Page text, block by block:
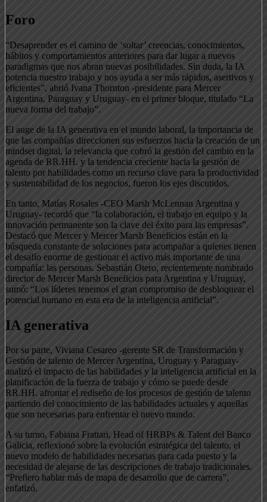
Foro
“Desaprender es el camino de ‘soltar’ creencias, conocimientos,
hábitos y comportamientos anteriores para dar lugar a nuevos
paradigmas que nos abran nuevas posibilidades. Sin duda, la IA
potencia nuestro trabajo y nos ayuda a ser más rápidos, asertivos y
eficientes”, abrió Ivana Thornton -presidente para Mercer
Argentina, Paraguay y Uruguay- en el primer bloque, titulado “La
nueva forma del trabajo”.
El auge de la IA generativa en el mundo laboral, la importancia de
que las compañías direccionen sus esfuerzos hacia la creación de un
mindset digital, la relevancia que cobró la gestión del cambio en la
agenda de RR.HH. y la tendencia creciente hacia la gestión de
talento por habilidades como un recurso clave para la productividad
y sustentabilidad de los negocios, fueron los ejes discutidos.
En tanto, Matías Rosales -CEO Marsh McLennan Argentina y
Uruguay- recordó que “la colaboración, el trabajo en equipo y la
innovación permanente son la clave del éxito para las empresas”.
Destacó que Mercer y Mercer Marsh Beneficios están en la
búsqueda constante de soluciones para acompañar a quienes tienen
el desafío enorme de gestionar el activo más importante de una
compañía: las personas. Sebastián Otero, recientemente nombrado
director de Mercer Marsh Beneficios para Argentina y Uruguay,
sumó: “Los líderes tenemos el gran compromiso de desbloquear el
potencial humano en esta era de la inteligencia artificial”.
IA generativa
Por su parte, Viviana Cesareo -gerente SR de Transformación y
Gestión de talento de Mercer Argentina, Uruguay y Paraguay-
analizó el impacto de las habilidades y la inteligencia artificial en la
planificación de la fuerza de trabajo y cómo se puede desde
RR.HH. afrontar el rediseño de los procesos de gestión de talento
partiendo del conocimiento de las habilidades actuales y aquellas
que son necesarias para enfrentar el nuevo mundo.
A su turno, Fabiana Frattari, Head of HRBPs & Talent del Banco
Galicia, reflexionó sobre la evolución estratégica del talento, el
nuevo modelo de habilidades necesarias para cada puesto y la
necesidad de alejarse de las descripciones de trabajo tradicionales.
“Prefiero hablar más de mapa de desarrollo que de carrera”,
enfatizó.